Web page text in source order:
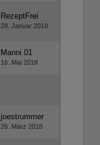
RezeptFrei
28. Januar 2019
Manni 01
16. Mai 2018
joestrummer
26. März 2018